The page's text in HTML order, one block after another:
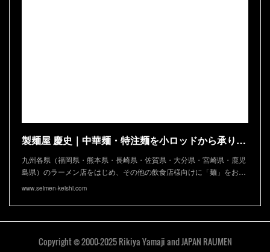
製麺屋 慶史｜中華麺・特注麺を小ロッドから承ります
九州各県（福岡県・熊本県・長崎県・佐賀県・大分県・宮崎県・鹿児
島県）のラーメン店をはじめ、その他の飲食店様向けに「麺」をお…
www.seimen-keishi.com
Copyright © 2000-2025 Rikiya Yamaji and JAPAN RAUMEN